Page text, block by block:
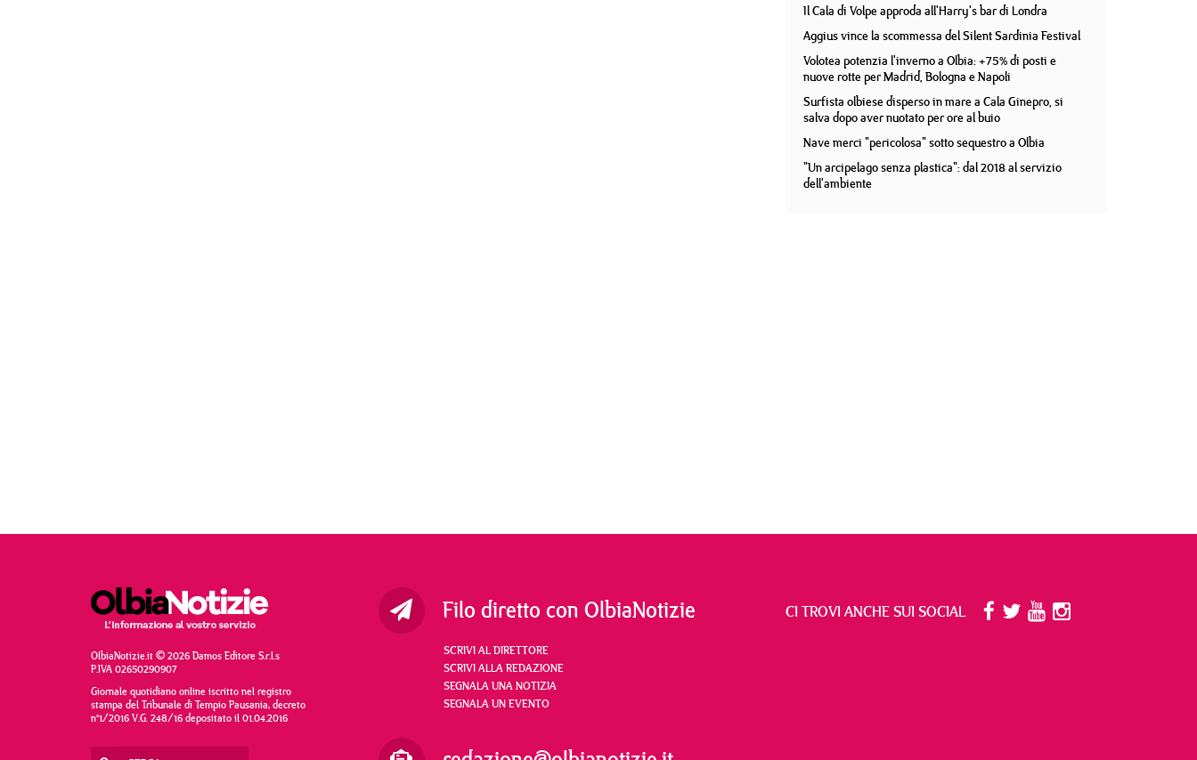
Il Cala di Volpe approda all'Harry's bar di Londra
Aggius vince la scommessa del Silent Sardinia Festival
Volotea potenzia l'inverno a Olbia: +75% di posti e
nuove rotte per Madrid, Bologna e Napoli
Surfista olbiese disperso in mare a Cala Ginepro, si
salva dopo aver nuotato per ore al buio
Nave merci "pericolosa" sotto sequestro a Olbia
"Un arcipelago senza plastica": dal 2018 al servizio
dell'ambiente
OlbiaNotizie.it © 2026 Damos Editore S.r.l.s
P.IVA 02650290907
Giornale quotidiano online iscritto nel registro
stampa del Tribunale di Tempio Pausania, decreto
n°1/2016 V.G. 248/16 depositato il 01.04.2016
Filo diretto con OlbiaNotizie
SCRIVI AL DIRETTORE
SCRIVI ALLA REDAZIONE
SEGNALA UNA NOTIZIA
SEGNALA UN EVENTO
CI TROVI ANCHE SUI SOCIAL